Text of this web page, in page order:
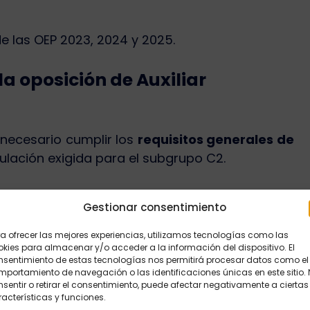
Gestionar consentimiento
ofrecer las mejores experiencias, utilizamos tecnologías como las
para almacenar y/o acceder a la información del dispositivo. El
de estas tecnologías nos permitirá procesar datos como el
de navegación o las identificaciones únicas en este sitio.
o retirar el consentimiento, puede afectar negativamente a ciertas
y funciones.
OEP 2023, 2024 y 2025.
oposición de Auxiliar
cumplir los requisitos generales de
exigida para el subgrupo C2.
en alguno de los supuestos legalmente
edad de jubilación forzosa.
de las funciones del cuerpo.